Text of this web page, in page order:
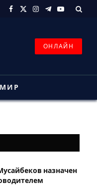
Facebook
X
Instagram
Telegram
YouTube
ОНЛАЙН
МИР
назначен